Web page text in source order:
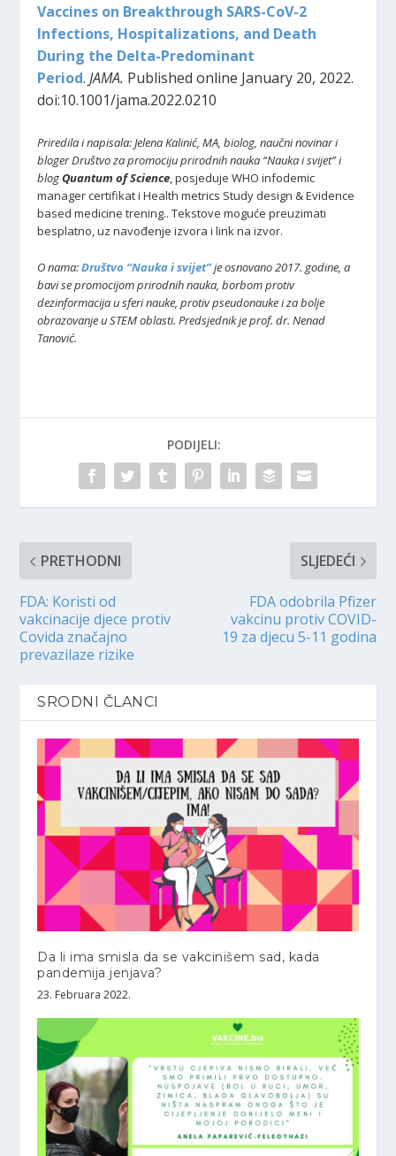
Vaccines on Breakthrough SARS-CoV-2
Infections, Hospitalizations, and Death
During the Delta-Predominant
Period.JAMA. Published online January 20, 2022.
doi:10.1001/jama.2022.0210
Priredila i napisala: Jelena Kalinić, MA, biolog, naučni novinar i
bloger Društvo za promociju prirodnih nauka “Nauka i svijet” i
blogQuantum of Science, posjeduje WHO infodemic
manager certifikat i Health metrics Study design & Evidence
based medicine trening.. Tekstove moguće preuzimati
besplatno, uz navođenje izvora i link na izvor.
O nama:Društvo “Nauka i svijet”je osnovano 2017. godine, a
bavi se promocijom prirodnih nauka, borbom protiv
dezinformacija u sferi nauke, protiv pseudonauke i za bolje
obrazovanje u STEM oblasti. Predsjednik je prof. dr. Nenad
Tanović.
PODIJELI:
PRETHODNI
FDA: Koristi od
vakcinacije djece protiv
Covida značajno
prevazilaze rizike
SLJEDEĆI
FDA odobrila Pfizer
vakcinu protiv COVID-
19 za djecu 5-11 godina
SRODNI ČLANCI
Da li ima smisla da se vakcinišem sad, kada
pandemija jenjava?
23. Februara 2022.